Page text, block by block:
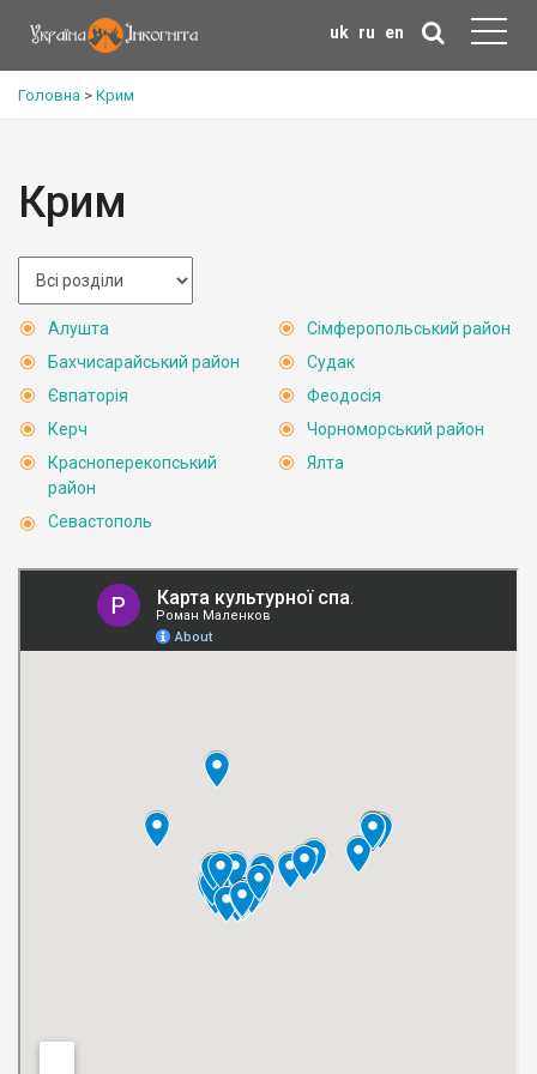
uk ru en
Головна > Крим
Крим
Алушта
Бахчисарайський район
Євпаторія
Керч
Красноперекопський
район
Севастополь
Сімферопольський район
Судак
Феодосія
Чорноморський район
Ялта